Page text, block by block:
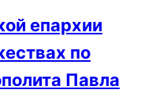
епархии
по
Павла